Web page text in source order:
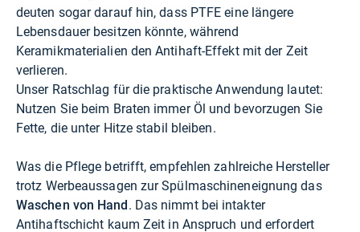
deuten sogar darauf hin, dass PTFE eine längere
Lebensdauer besitzen könnte, während
Keramikmaterialien den Antihaft-Effekt mit der Zeit
verlieren.
Unser Ratschlag für die praktische Anwendung lautet:
Nutzen Sie beim Braten immer Öl und bevorzugen Sie
Fette, die unter Hitze stabil bleiben.
Was die Pflege betrifft, empfehlen zahlreiche Hersteller
trotz Werbeaussagen zur Spülmaschineneignung das
Waschen von Hand. Das nimmt bei intakter
Antihaftschicht kaum Zeit in Anspruch und erfordert